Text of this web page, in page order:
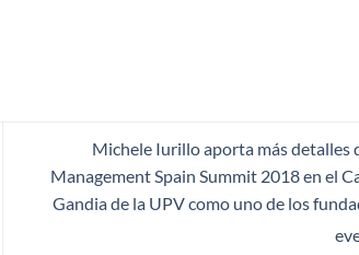
Michele Iurillo aporta más detalles
Management Spain Summit 2018 en el
Gandia de la UPV como uno de los